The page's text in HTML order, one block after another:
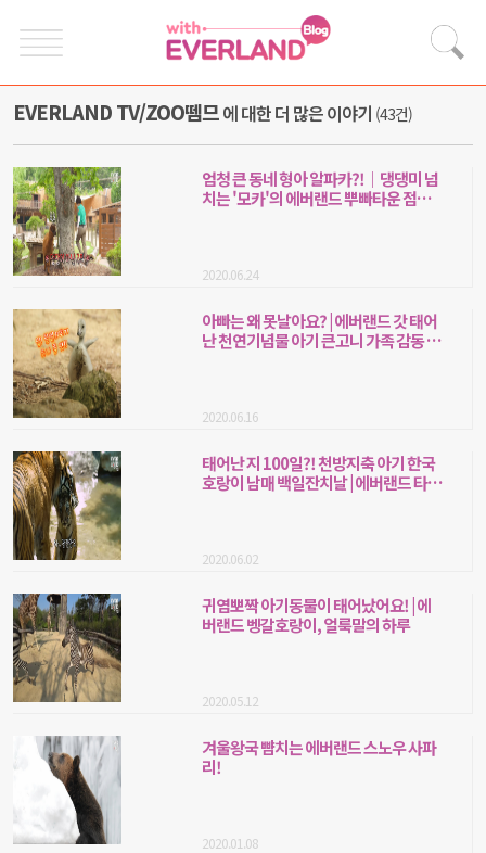
EVERLAND TV/ZOO뗌므에 대한 더 많은 이야기 (43건)
엄청 큰 동네 형아 알파카?!｜댕댕미 넘
치는 '모카'의 에버랜드 뿌빠타운 점령
2020.06.24
아빠는 왜 못날아요? | 에버랜드 갓 태어
난 천연기념물 아기 큰고니 가족 감동 사
2020.06.16
태어난 지 100일?! 천방지축 아기 한국
호랑이 남매 백일잔치날 | 에버랜드 타이
2020.06.02
귀염뽀짝 아기동물이 태어났어요! | 에
버랜드 벵갈호랑이, 얼룩말의 하루
2020.05.12
겨울왕국 뺨치는 에버랜드 스노우 사파
리!
2020.01.08